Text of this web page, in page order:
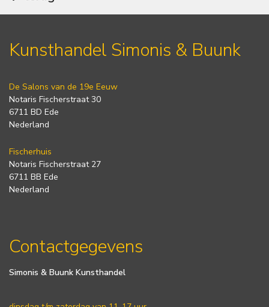
Kunsthandel Simonis & Buunk
De Salons van de 19e Eeuw
Notaris Fischerstraat 30
6711 BD Ede
Nederland
Fischerhuis
Notaris Fischerstraat 27
6711 BB Ede
Nederland
Contactgegevens
Simonis & Buunk Kunsthandel